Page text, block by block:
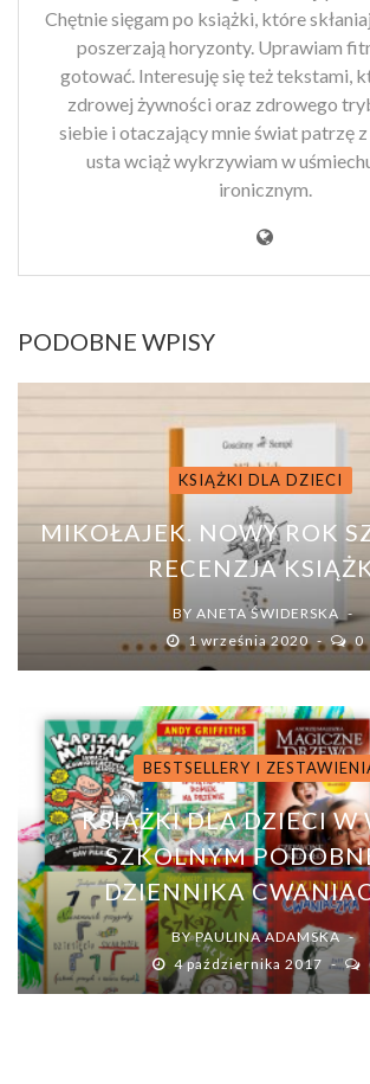
Chętnie sięgam po książki, które
poszerzają horyzonty. Uprawiam
gotować. Interesuję się też tekstami,
zdrowej żywności oraz zdrowego
siebie i otaczający mnie świat patrzę z
usta wciąż wykrzywiam w
ironicznym.
PODOBNE WPISY
KSIĄŻKI DLA DZIECI
MIKOŁAJEK. NOWY ROK
RECENZJA
BY ANETA ŚWIDERSKA
1 września 2020
0
BESTSELLERY I
KSIĄŻKI DLA DZIECI W
SZKOLNYM
DZIENNIKA
BYPAULINA ADAMSKA
4 października 2017